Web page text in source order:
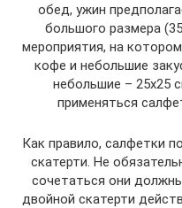
обед, ужин
большого размера
мероприятия, на
кофе и небольшие
небольшие – 25х25
применяться
Как правило, салфетки
скатерти. Не
сочетаться они
двойной скатерти